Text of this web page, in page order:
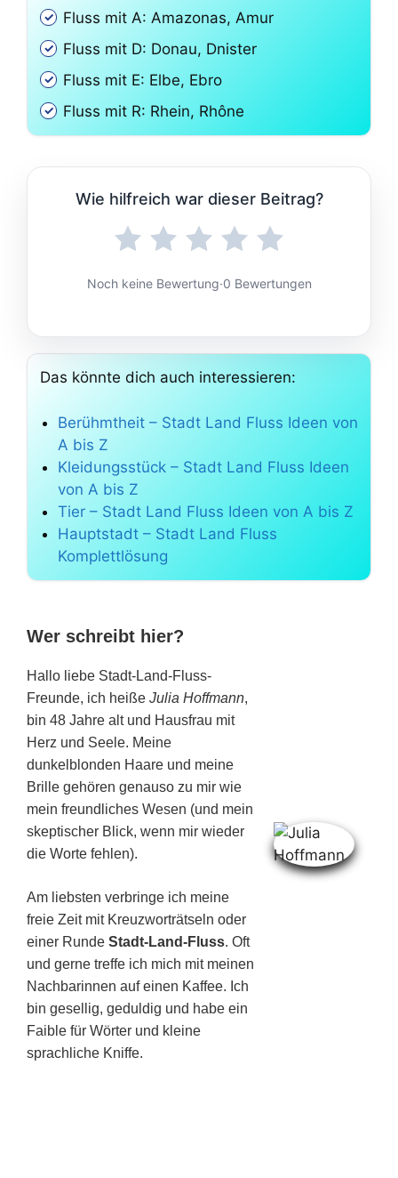
Fluss mit A: Amazonas, Amur
Fluss mit D: Donau, Dnister
Fluss mit E: Elbe, Ebro
Fluss mit R: Rhein, Rhône
Wie hilfreich war dieser Beitrag?
Noch keine Bewertung·0 Bewertungen
Das könnte dich auch interessieren:
Berühmtheit – Stadt Land Fluss Ideen von
A bis Z
Kleidungsstück – Stadt Land Fluss Ideen
von A bis Z
Tier – Stadt Land Fluss Ideen von A bis Z
Hauptstadt – Stadt Land Fluss
Komplettlösung
Wer schreibt hier?
Hallo liebe Stadt-Land-Fluss-
Freunde, ich heiße Julia Hoffmann,
bin 48 Jahre alt und Hausfrau mit
Herz und Seele. Meine
dunkelblonden Haare und meine
Brille gehören genauso zu mir wie
mein freundliches Wesen (und mein
skeptischer Blick, wenn mir wieder
die Worte fehlen).
Am liebsten verbringe ich meine
freie Zeit mit Kreuzworträtseln oder
einer Runde Stadt-Land-Fluss. Oft
und gerne treffe ich mich mit meinen
Nachbarinnen auf einen Kaffee. Ich
bin gesellig, geduldig und habe ein
Faible für Wörter und kleine
sprachliche Kniffe.